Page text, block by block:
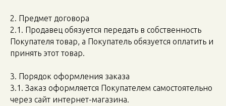
2. Предмет договора
2.1. Продавец обязуется передать в собственность
Покупателя товар, а Покупатель обязуется оплатить и
принять этот товар.
3. Порядок оформления заказа
3.1. Заказ оформляется Покупателем самостоятельно
через сайт интернет-магазина.